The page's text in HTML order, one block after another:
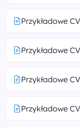
Przykładowe
Przykładowe
Przykładowe
Przykładowe